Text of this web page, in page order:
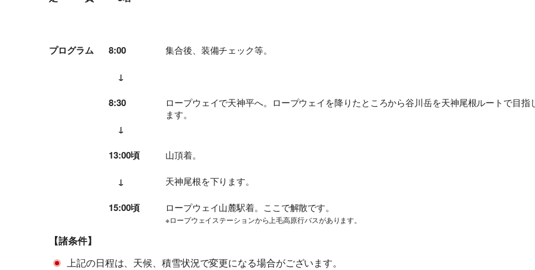
プログラム 8:00 集合後、装備チェック等。
↓
8:30
ロープウェイで天神平へ。ロープウェイを降りたところから谷川岳を天神尾根ルートで目指
ます。
↓
13:00頃
山頂着。
↓ 天神尾根を下ります。
15:00頃 ロープウェイ山麓駅着。ここで解散です。
※ロープウェイステーションから上毛高原行バスがあります。
【諸条件】
上記の日程は、天候、積雪状況で変更になる場合がございます。
契約解除日
前日から